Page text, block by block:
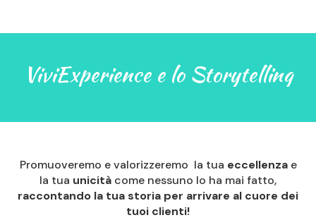
ViviExperience e lo Storytelling
Promuoveremo e valorizzeremo la tua eccellenzae
la tua unicità come nessuno lo ha mai fatto,
raccontando la tua storia per arrivare al cuore dei
tuoi clienti!